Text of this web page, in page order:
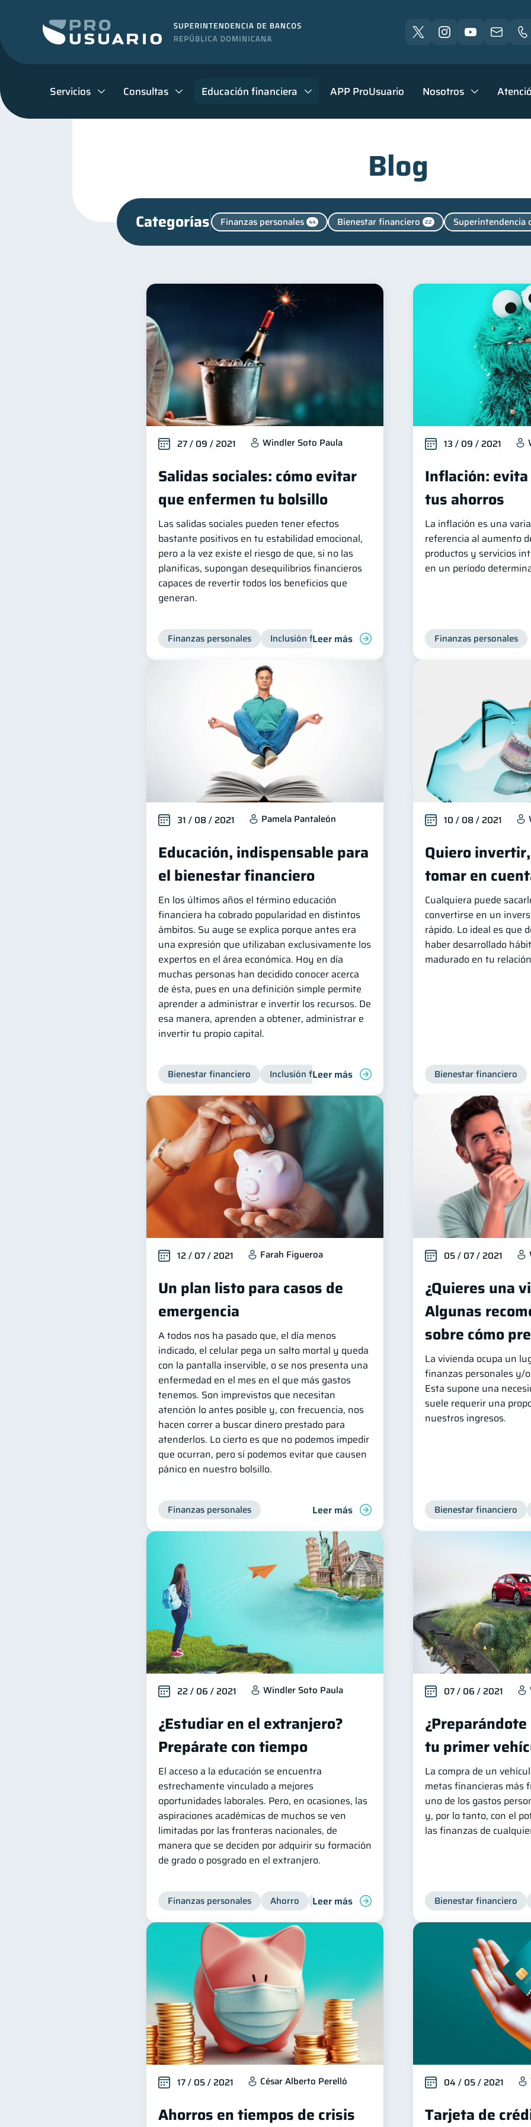
Servicios Consultas Educación financiera APP ProUsuario Nosotros
Blog
Categorías Finanzas personales 44 Bienestar financiero 22 Superintendencia
Entidad financiera 8 6
Historial crediticio Ciberseguridad Derechos & Deberes 4
Criptomonedas Cuenta Abandonada Cuenta Inactiva 1
Finanzas en Pareja 1 Educación Financiera Información
Salud mental 1 ahorro Retiro Gasto responsable 1
27 / 09 / 2021 Windler Soto Paula
Salidas sociales: cómo evitar
que enfermen tu bolsillo
Las salidas sociales pueden tener efectos
bastante positivos en tu estabilidad emocional,
pero a la vez existe el riesgo de que, si no las
planificas, supongan desequilibrios financieros
capaces de revertir todos los beneficios que
generan.
Finanzas personales Inclusión financiera Finanzas para jóvenes Manejo de
Leer más
13 / 09 / 2021
Inflación:
tus ahorros
La inflación es una
referencia al aumento
productos y servicios
en un período
Finanzas personales
31 / 08 / 2021 Pamela Pantaleón
Educación, indispensable para
el bienestar financiero
En los últimos años el término educación
financiera ha cobrado popularidad en distintos
ámbitos. Su auge se explica porque antes era
una expresión que utilizaban exclusivamente los
expertos en el área económica. Hoy en día
muchas personas han decidido conocer acerca
de ésta, pues en una definición simple permite
aprender a administrar e invertir los recursos. De
esa manera, aprenden a obtener, administrar e
invertir tu propio capital.
Bienestar financiero Inclusión financiera Finanzas para jóvenes Manejo de
Leer más
10 / 08 / 2021
Quiero
tomar en
Cualquiera puede
convertirse en un
rápido. Lo ideal es que
haber desarrollado
madurado en tu
Bienestar financiero
12 / 07 / 2021 Farah Figueroa
Un plan listo para casos de
emergencia
A todos nos ha pasado que, el día menos
indicado, el celular pega un salto mortal y queda
con la pantalla inservible, o se nos presenta una
enfermedad en el mes en el que más gastos
tenemos. Son imprevistos que necesitan
atención lo antes posible y, con frecuencia, nos
hacen correr a buscar dinero prestado para
atenderlos. Lo cierto es que no podemos impedir
que ocurran, pero sí podemos evitar que causen
pánico en nuestro bolsillo.
Finanzas personales Leer más
05 / 07 / 2021
¿Quieres una
Algunas
sobre cómo
La vivienda ocupa un
finanzas personales y/
Esta supone una
suele requerir una
nuestros ingresos.
Bienestar financiero
22 / 06 / 2021 Windler Soto Paula
¿Estudiar en el extranjero?
Prepárate con tiempo
El acceso a la educación se encuentra
estrechamente vinculado a mejores
oportunidades laborales. Pero, en ocasiones, las
aspiraciones académicas de muchos se ven
limitadas por las fronteras nacionales, de
manera que se deciden por adquirir su formación
de grado o posgrado en el extranjero.
Finanzas personales Ahorro Finanzas para jóvenes
Leer más
07 / 06 / 2021
tu primer
La compra de un
metas financieras más
uno de los gastos
y, por lo tanto, con el
las finanzas de
Bienestar financiero
17 / 05 / 2021 César Alberto Perelló
Ahorros en tiempos de crisis
04 / 05 / 2021
Tarjeta de